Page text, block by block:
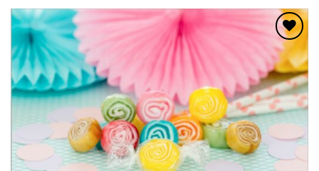
Añadir
a la
lista
de
deseos